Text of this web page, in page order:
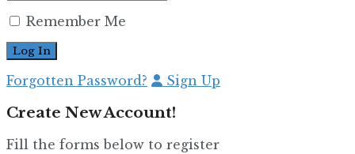
Remember Me
Forgotten Password? Sign Up
Create New Account!
Fill the forms below to register